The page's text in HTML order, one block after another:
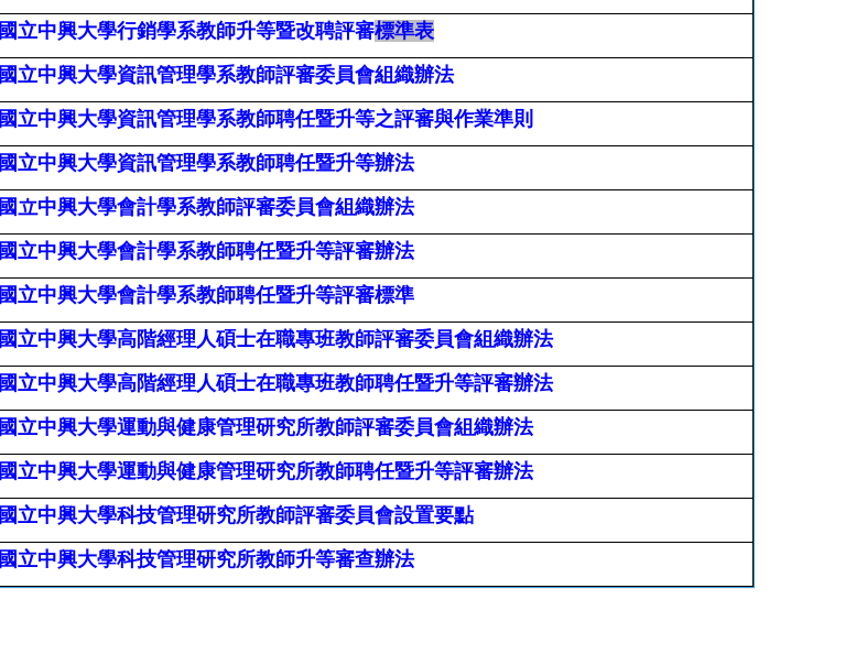
國立中興大學行銷學系教師升等暨改聘評審標準表
國立中興大學資訊管理學系教師評審委員會組織辦法
國立中興大學資訊管理學系教師聘任暨升等之評審與作業準則
國立中興大學資訊管理學系教師聘任暨升等辦法
國立中興大學會計學系教師評審委員會組織辦法
國立中興大學會計學系教師聘任暨升等評審辦法
國立中興大學會計學系教師聘任暨升等評審標準
國立中興大學高階經理人碩士在職專班教師評審委員會組織辦法
國立中興大學高階經理人碩士在職專班教師聘任暨升等評審辦法
國立中興大學運動與健康管理研究所教師評審委員會組織辦法
國立中興大學運動與健康管理研究所教師聘任暨升等評審辦法
國立中興大學科技管理研究所教師評審委員會設置要點
國立中興大學科技管理研究所教師升等審查辦法